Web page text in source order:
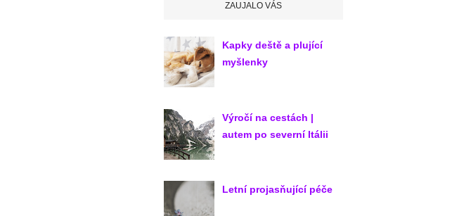
ZAUJALO VÁS
Kapky deště a plující
myšlenky
Výročí na cestách |
autem po severní Itálii
Letní projasňující péče